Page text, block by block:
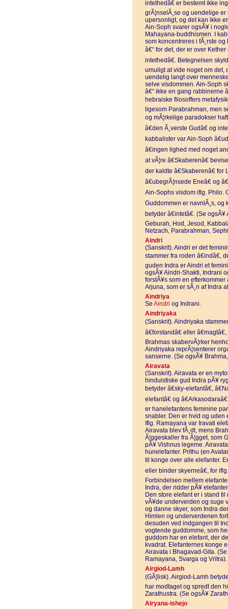
intethedâ€ er bestemt ikke
grÃ¦nselÃ¸se og uendelige
upersonligt, og det kan ikke
Ain-Soph svarer ogsÃ¥ i
Mahayana-buddhismen. I
som koncentreres i fÃ¸rste
â€“ for det, der er over
intethedâ€. Betegnelsen
umuligt at vide noget om det,
uendelig langt over
selve visdommen. Ain-Soph
â€“ ikke en gang rabbinerne
hebraiske filosoffers
ligesom Parabrahman, men
og mÃ¦rkelige paradokser
â€den Ã¸verste Gudâ€ og
kabbalister var Ain-Soph
â€ingen lighed med noget
at vÃ¦re â€Skaberenâ€
der kaldte â€Skaberenâ€
â€ubegrÃ¦nsede Eneâ€ og
Ain-Sophs visdom iflg. Philo.
Guddommen er navnlÃ¸s, og
betyder â€intetâ€. (Se
Geburah, Hod, Jesod,
Netzach, Parabrahman,
Aindri
(Sanskrit). Aindri er det
stammer fra roden â€indâ€,
guden Indra er Aindri et
ogsÃ¥ Aindri-Shakti, Indrani
forstÃ¥s som en
Arjuna, som er sÃ¸n af Indra
Aindriya
Se Aindri og Indrani.
Aindriyaka
(Sanskrit). Aindriyaka
â€forstandâ€ eller
Brahmas skabervÃ¦rker
Aindriyaka reprÃ¦senterer
sanserne. (Se ogsÃ¥
Airavata
(Sanskrit). Airavata er en
hinduistiske gud Indra pÃ¥
betyder â€sky-elefantâ€,
elefantâ€ og
er hanelefantens feminine
snabler. Den er hvid og uden
Iflg. Ramayana var Iravati
Airavata blev fÃ¸dt, mens
Ã¦ggeskaller fra Ã¦gget, som
pÃ¥ Vishnus legeme.
hunelefanter. Prithu (en
til konge over alle elefanter.
eller binder skyerneâ€, for
Forbindelsen mellem
Indra, der ridder pÃ¥
Den store elefant er i stand
vÃ¥de underverden og suge
og danne skyer, som Indra
Himlen og underverdenen
desuden ved indgangen til
vogtende guddomme, som
guddom har en elefant, der
kvadrat. Elefanternes konge
Airavata i Bhagavad-Gita.
Ramayana, Svarga og Vritra).
Airgiod-Lamh
(GÃ¦lisk). Airgiod-Lamh
har modtaget og spredt den
Zarathustra. (Se ogsÃ¥
Airyana-ishejo